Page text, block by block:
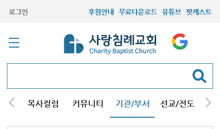
로그인 후원안내 무료다운로드 유튜브 팟캐스트
해 목사컬럼 커뮤니티 기관/부서 선교/전도 질